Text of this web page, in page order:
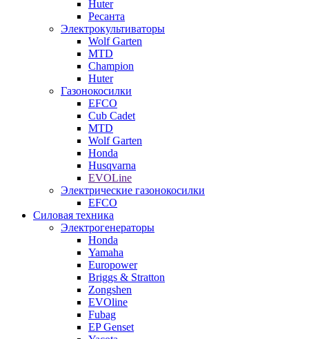
Huter
Ресанта
Электрокультиваторы
Wolf Garten
MTD
Champion
Huter
Газонокосилки
EFCO
Cub Cadet
MTD
Wolf Garten
Honda
Husqvarna
EVOLine
Электрические газонокосилки
EFCO
Силовая техника
Электрогенераторы
Honda
Yamaha
Europower
Briggs & Stratton
Zongshen
EVOline
Fubag
EP Genset